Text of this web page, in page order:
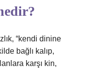
“kendi dinine
bağlı kalıp,
karşı kin,